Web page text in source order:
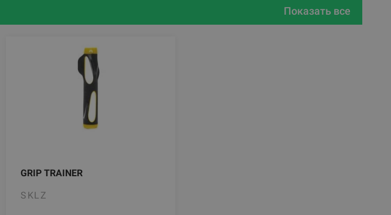
Показать все
GRIP TRAINER
SKLZ